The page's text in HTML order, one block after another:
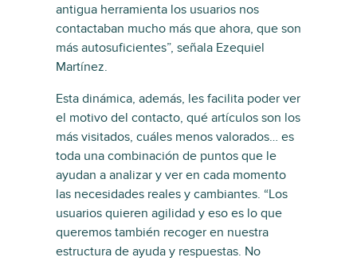
antigua herramienta los usuarios nos
contactaban mucho más que ahora, que son
más autosuficientes”, señala Ezequiel
Martínez.
Esta dinámica, además, les facilita poder ver
el motivo del contacto, qué artículos son los
más visitados, cuáles menos valorados… es
toda una combinación de puntos que le
ayudan a analizar y ver en cada momento
las necesidades reales y cambiantes. “Los
usuarios quieren agilidad y eso es lo que
queremos también recoger en nuestra
estructura de ayuda y respuestas. No